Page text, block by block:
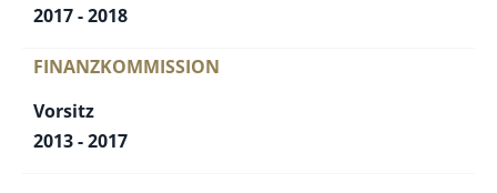
2017 - 2018
FINANZKOMMISSION
Vorsitz
2013 - 2017